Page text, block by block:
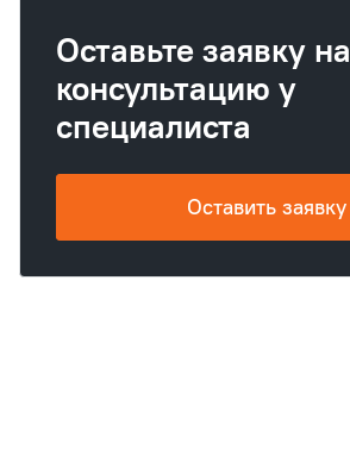
Оставьте заявку на
консультацию у
специалиста
Оставить заявку